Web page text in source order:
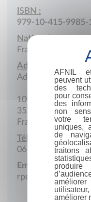
ISBN :
979-10-415-9985-
Nationalité :
France
Adresse :
Adresse postale
10 Rue Nida
35200 Rennes
France
Téléphone
06 84 16 43 91
Email :
AFNIL
peuvent
des
pour
des
non
votre
uniques,
de
traitons
améliorer